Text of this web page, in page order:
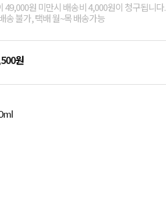
49,000원 미만시 배송비 4,000원이 청구됩니다.
송 불가, 택배 월~목 배송가능
원